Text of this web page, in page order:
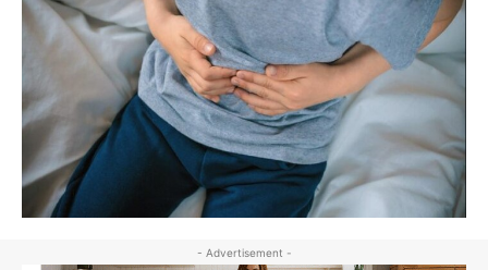
- Advertisement -